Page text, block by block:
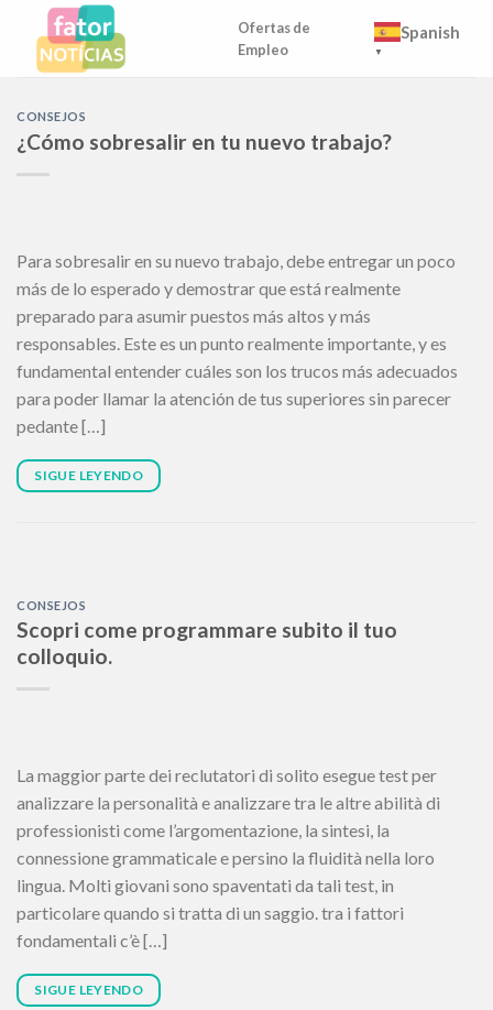
content
Ofertas de
Empleo
Spanish
▼
CONSEJOS
¿Cómo sobresalir en tu nuevo trabajo?
Para sobresalir en su nuevo trabajo, debe entregar un poco
más de lo esperado y demostrar que está realmente
preparado para asumir puestos más altos y más
responsables. Este es un punto realmente importante, y es
fundamental entender cuáles son los trucos más adecuados
para poder llamar la atención de tus superiores sin parecer
pedante […]
SIGUE LEYENDO
CONSEJOS
Scopri come programmare subito il tuo
colloquio.
La maggior parte dei reclutatori di solito esegue test per
analizzare la personalità e analizzare tra le altre abilità di
professionisti come l’argomentazione, la sintesi, la
connessione grammaticale e persino la fluidità nella loro
lingua. Molti giovani sono spaventati da tali test, in
particolare quando si tratta di un saggio. tra i fattori
fondamentali c’è […]
SIGUE LEYENDO